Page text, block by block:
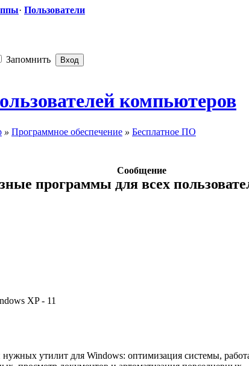
· Пользователи
Запомнить
​й компьютеров
» Программное обеспечение » Бесплатное ПО
Сообщение
программы для всех
XP - 11
утилит для Windows: оптимизация системы,